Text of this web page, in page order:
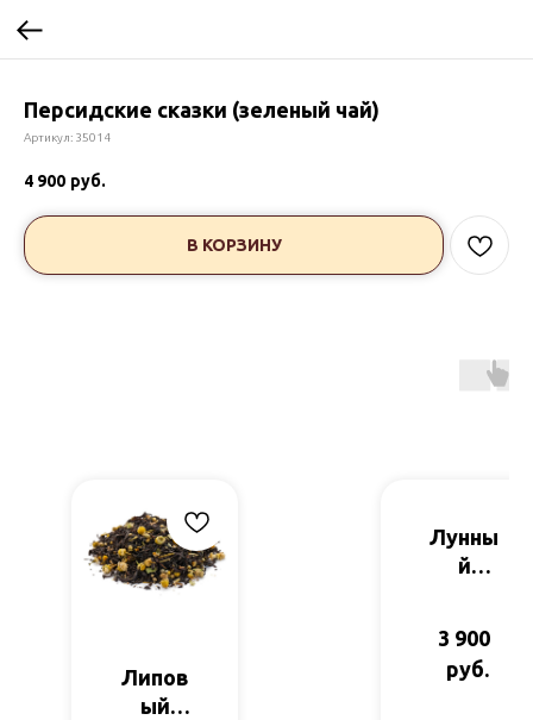
Персидские сказки (зеленый чай)
Артикул: 35014
4 900 руб.
В КОРЗИНУ
Липов
ый
Лунны
й
ж)
3 900
руб.